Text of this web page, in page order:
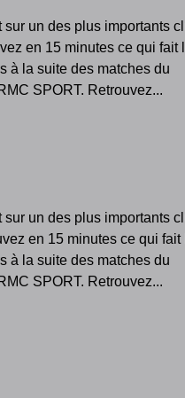
un des plus importants
en 15 minutes ce qui fait
à la suite des matches du
SPORT. Retrouvez...
un des plus importants
en 15 minutes ce qui fait
à la suite des matches du
SPORT. Retrouvez...